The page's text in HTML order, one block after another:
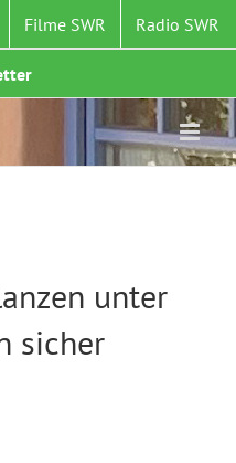
Filme SWR Radio SWR
unter
sicher